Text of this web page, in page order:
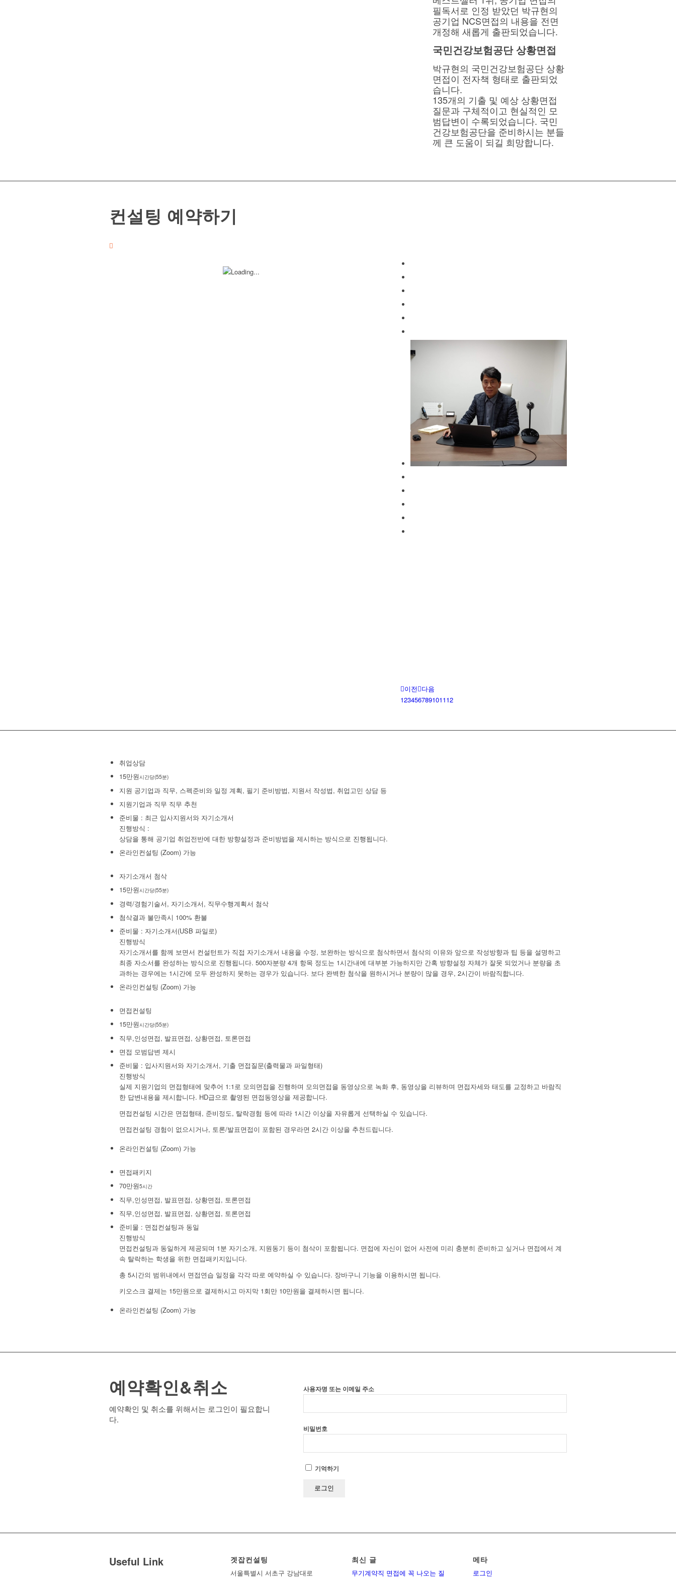
필독서로 인정 받았던 박규현의
공기업 NCS면접의 내용을 전면
개정해 새롭게 출판되었습니다.
국민건강보험공단 상황면접
박규현의 국민건강보험공단 상황
면접이 전자책 형태로 출판되었
습니다.
135개의 기출 및 예상 상황면접
질문과 구체적이고 현실적인 모
범답변이 수록되었습니다. 국민
건강보험공단을 준비하시는 분들
께 큰 도움이 되길 희망합니다.
컨설팅 예약하기
이전 다음
123456789101112
취업상담
15만원 시간당(55분)
지원 공기업과 직무, 스펙준비와 일정 계획, 필기 준비방법, 지원서 작성법, 취업고민 상담 등
지원기업과 직무 직무 추천
준비물 : 최근 입사지원서와 자기소개서
진행방식 :
상담을 통해 공기업 취업전반에 대한 방향설정과 준비방법을 제시하는 방식으로 진행됩니다.
온라인컨설팅 (Zoom) 가능
자기소개서 첨삭
15만원 시간당(55분)
경력/경험기술서, 자기소개서, 직무수행계획서 첨삭
첨삭결과 불만족시 100% 환불
준비물 : 자기소개서(USB 파일로)
진행방식
자기소개서를 함께 보면서 컨설턴트가 직접 자기소개서 내용을 수정, 보완하는 방식으로 첨삭하면서 첨삭의 이유와 앞으로 작성방향과 팁 등을 설명하고
최종 자소서를 완성하는 방식으로 진행됩니다. 500자분량 4개 항목 정도는 1시간내에 대부분 가능하지만 간혹 방향설정 자체가 잘못 되었거나 분량을 초
과하는 경우에는 1시간에 모두 완성하지 못하는 경우가 있습니다. 보다 완벽한 첨삭을 원하시거나 분량이 많을 경우, 2시간이 바람직합니다.
온라인컨설팅 (Zoom) 가능
면접컨설팅
15만원 시간당(55분)
직무,인성면접, 발표면접, 상황면접, 토론면접
면접 모범답변 제시
준비물 : 입사지원서와 자기소개서, 기출 면접질문(출력물과 파일형태)
진행방식
실제 지원기업의 면접형태에 맞추어 1:1로 모의면접을 진행하며 모의면접을 동영상으로 녹화 후, 동영상을 리뷰하며 면접자세와 태도를 교정하고 바람직
한 답변내용을 제시합니다. HD급으로 촬영된 면접동영상을 제공합니다.
면접컨설팅 시간은 면접형태, 준비정도, 탈락경험 등에 따라 1시간 이상을 자유롭게 선택하실 수 있습니다.
면접컨설팅 경험이 없으시거나, 토론/발표면접이 포함된 경우라면 2시간 이상을 추천드립니다.
온라인컨설팅 (Zoom) 가능
면접패키지
70만원5시간
직무,인성면접, 발표면접, 상황면접, 토론면접
직무,인성면접, 발표면접, 상황면접, 토론면접
준비물 : 면접컨설팅과 동일
진행방식
면접컨설팅과 동일하게 제공되며 1분 자기소개, 지원동기 등이 첨삭이 포함됩니다. 면접에 자신이 없어 사전에 미리 충분히 준비하고 싶거나 면접에서 계
속 탈락하는 학생을 위한 면접패키지입니다.
총 5시간의 범위내에서 면접연습 일정을 각각 따로 예약하실 수 있습니다. 장바구니 기능을 이용하시면 됩니다.
키오스크 결제는 15만원으로 결제하시고 마지막 1회만 10만원을 결제하시면 됩니다.
온라인컨설팅 (Zoom) 가능
예약확인&취소
예약확인 및 취소를 위해서는 로그인이 필요합니
다.
사용자명 또는 이메일 주소
비밀번호
기억하기
Useful Link 겟잡컨설팅
서울특별시 서초구 강남대로
최신 글
무기계약직 면접에 꼭 나오는 질
메타
로그인